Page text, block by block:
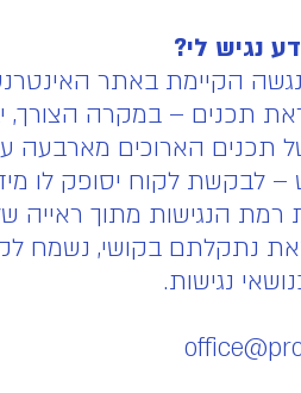
נגיש לי?
הקיימת באתר
תכנים – במקרה הצורך,
תכנים הארוכים מארבעה
– לבקשת לקוח יסופק לו
הנגישות מתוך ראייה של
נתקלתם בקושי, נשמח
נגישות.